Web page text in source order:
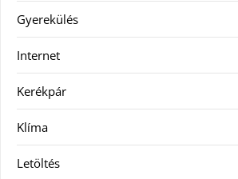
Gyerekülés
Internet
Kerékpár
Klíma
Letöltés